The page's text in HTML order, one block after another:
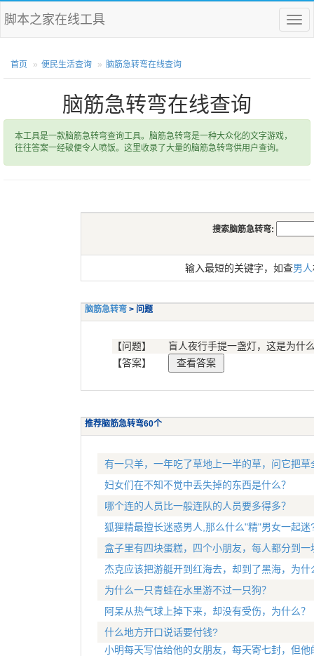
菜
单
脚本之家在线工具
首页 便民生活查询 脑筋急转弯在线查询
脑筋急转弯在线查询
本工具是一款脑筋急转弯查询工具。脑筋急转弯是一种大众化的文字游戏，
往往答案一经破便令人喷饭。这里收录了大量的脑筋急转弯供用户查询。
搜索脑筋急转弯:
输入最短的关键字，如查男人
脑筋急转弯 > 问题
【问题】
盲人夜行手提一盏灯，这是为什
【答案】
推荐脑筋急转弯60个
有一只羊，一年吃了草地上一半的草，问它把
妇女们在不知不觉中丢失掉的东西是什么？
哪个连的人员比一般连队的人员要多得多？
狐狸精最擅长迷惑男人,那么什么"精"男女一起迷
盒子里有四块蛋糕，四个小朋友，每人都分到
杰克应该把游艇开到红海去，却到了黑海，为什
为什么一只青蛙在水里游不过一只狗？
阿呆从热气球上掉下来，却没有受伤，为什么？
什么地方开口说话要付钱?
小明每天写信给他的女朋友，每天寄七封，但